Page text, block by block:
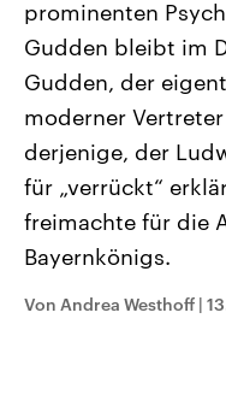
Sachsen-Anhalt wählt
September 2026 einen
Landtag. Seit 2021 wird
Bundesland von einer
CDU, SPD und FDP
Umfragen, Prognosen,
und Hintergründe zu
und Kandidaten der
Wahl.
Sendungen
Audio-Archiv
prominenten
Gudden bleibt im
Gudden, der
moderner
derjenige, der
für „verrückt“
freimachte für die
Bayernkönigs.
Von Andrea Westhoff |